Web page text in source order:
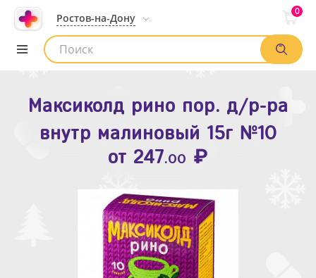
Ростов-на-Дону
0
Список аптек
Максиколд рино пор. д/р-ра
внутр малиновый 15г №10
от 247.00 ₽
Зодак таб. п.п.о. 10мг №10
от109.80 ₽